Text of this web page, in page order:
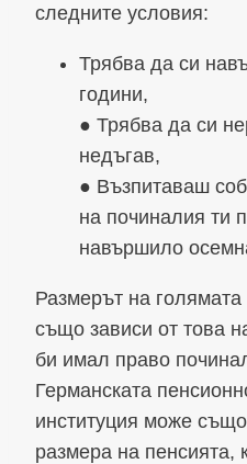
следните условия:
Трябва да си
години,
● Трябва да си
недъгав,
● Възпитаваш
на починалия ти
навършило
Размерът на
също зависи от това
би имал право
Германската
институция може
размера на пенсията,